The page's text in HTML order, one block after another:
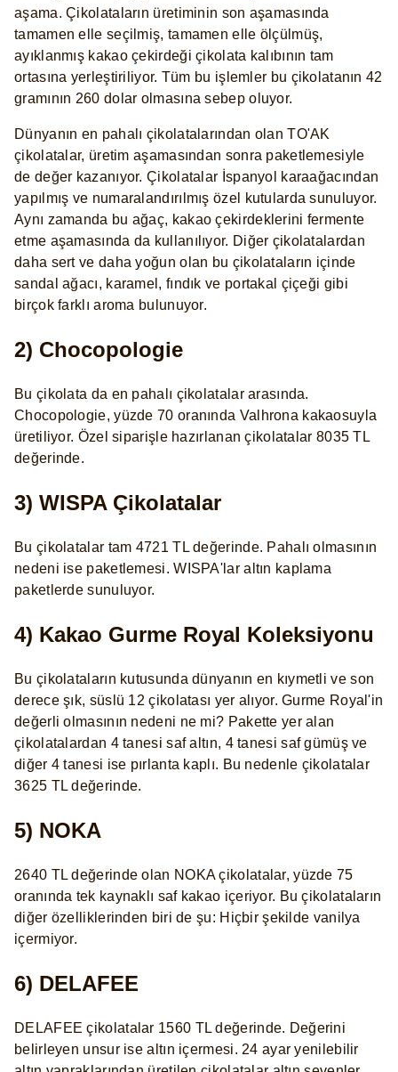
aşama. Çikolataların üretiminin son aşamasında
tamamen elle seçilmiş, tamamen elle ölçülmüş,
ayıklanmış kakao çekirdeği çikolata kalıbının tam
ortasına yerleştiriliyor. Tüm bu işlemler bu çikolatanın 42
gramının 260 dolar olmasına sebep oluyor.
Dünyanın en pahalı çikolatalarından olan TO'AK
çikolatalar, üretim aşamasından sonra paketlemesiyle
de değer kazanıyor. Çikolatalar İspanyol karaağacından
yapılmış ve numaralandırılmış özel kutularda sunuluyor.
Aynı zamanda bu ağaç, kakao çekirdeklerini fermente
etme aşamasında da kullanılıyor. Diğer çikolatalardan
daha sert ve daha yoğun olan bu çikolataların içinde
sandal ağacı, karamel, fındık ve portakal çiçeği gibi
birçok farklı aroma bulunuyor.
2) Chocopologie
Bu çikolata da en pahalı çikolatalar arasında.
Chocopologie, yüzde 70 oranında Valhrona kakaosuyla
üretiliyor. Özel siparişle hazırlanan çikolatalar 8035 TL
değerinde.
3) WISPA Çikolatalar
Bu çikolatalar tam 4721 TL değerinde. Pahalı olmasının
nedeni ise paketlemesi. WISPA'lar altın kaplama
paketlerde sunuluyor.
4) Kakao Gurme Royal Koleksiyonu
Bu çikolataların kutusunda dünyanın en kıymetli ve son
derece şık, süslü 12 çikolatası yer alıyor. Gurme Royal'in
değerli olmasının nedeni ne mi? Pakette yer alan
çikolatalardan 4 tanesi saf altın, 4 tanesi saf gümüş ve
diğer 4 tanesi ise pırlanta kaplı. Bu nedenle çikolatalar
3625 TL değerinde.
5) NOKA
2640 TL değerinde olan NOKA çikolatalar, yüzde 75
oranında tek kaynaklı saf kakao içeriyor. Bu çikolataların
diğer özelliklerinden biri de şu: Hiçbir şekilde vanilya
içermiyor.
6) DELAFEE
DELAFEE çikolatalar 1560 TL değerinde. Değerini
belirleyen unsur ise altın içermesi. 24 ayar yenilebilir